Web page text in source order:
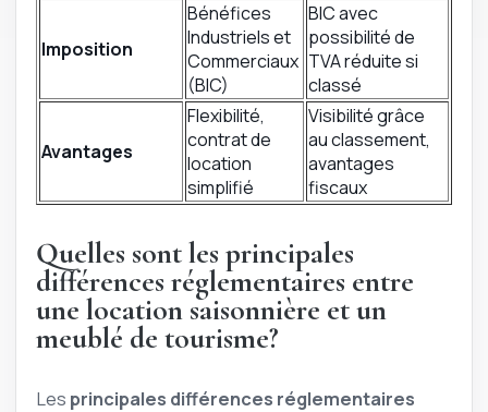
Imposition
Bénéfices
Industriels et
Commerciaux
(BIC)
BIC avec
possibilité de
TVA réduite si
classé
Avantages
Flexibilité,
contrat de
location
simplifié
Visibilité grâce
au classement,
avantages
fiscaux
Quelles sont les principales
différences réglementaires entre
une location saisonnière et un
meublé de tourisme?
Les principales différences réglementaires